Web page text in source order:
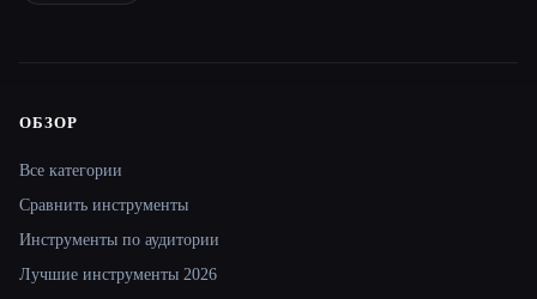
Site navigation
ОБЗОР
Все категории
Сравнить инструменты
Инструменты по аудитории
Лучшие инструменты 2026